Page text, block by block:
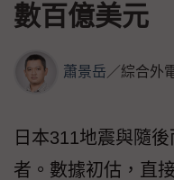
數百億美元
蕭景岳 ／綜合外
日本311地震與隨
者。數據初估，直